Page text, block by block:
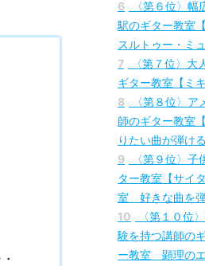
る三宮駅のギタ
ル】
6
〈第６位〉幅
駅のギター教室
スルトゥー・ミ
7 〈第７位〉大
ギター教室【ミ
8
〈第８位〉ア
師のギター教室
りたい曲が弾け
9 〈第９位〉子
ター教室【サイ
室 好きな曲を